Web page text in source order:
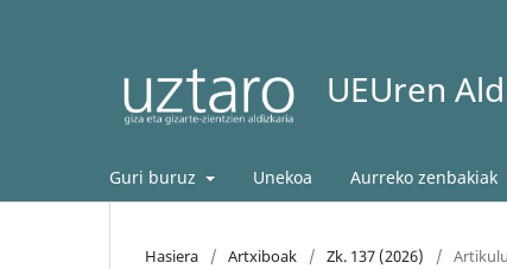
UEUren
Guri buruz Unekoa Aurreko zenbakiak
Hasiera / Artxiboak / Zk. 137 (2026) /